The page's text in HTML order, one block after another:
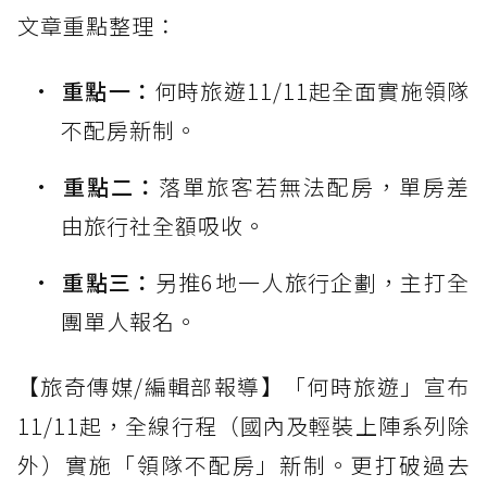
文章重點整理：
重點一： 何時旅遊11/11起全面實施領隊
不配房新制。
重點二： 落單旅客若無法配房，單房差
由旅行社全額吸收。
重點三： 另推6地一人旅行企劃，主打全
團單人報名。
【旅奇傳媒/編輯部報導】「何時旅遊」宣布
11/11起，全線行程（國內及輕裝上陣系列除
外）實施「領隊不配房」新制。更打破過去